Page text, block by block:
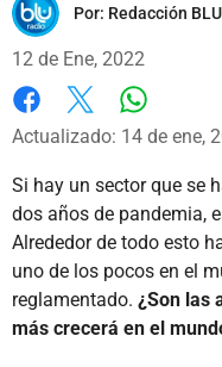
Por: Redacción
12 de Ene, 2022
Facebook
X
Actualizado: 14 de ene,
Si hay un sector que se
dos años de pandemia,
Alrededor de todo esto
uno de los pocos en el
reglamentado. ¿Son las
más crecerá en el